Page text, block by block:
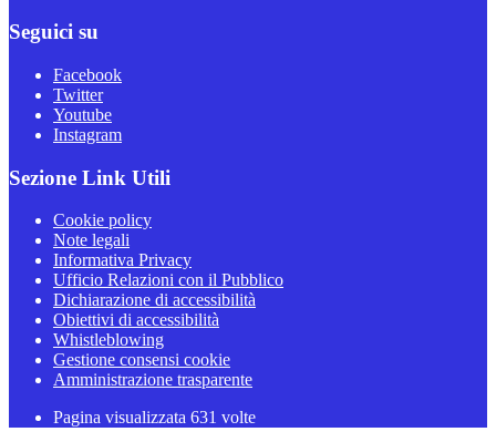
Seguici su
Facebook
Twitter
Youtube
Instagram
Sezione Link Utili
Cookie policy
Note legali
Informativa Privacy
Ufficio Relazioni con il Pubblico
Dichiarazione di accessibilità
Obiettivi di accessibilità
Whistleblowing
Gestione consensi cookie
Amministrazione trasparente
Pagina visualizzata 631 volte